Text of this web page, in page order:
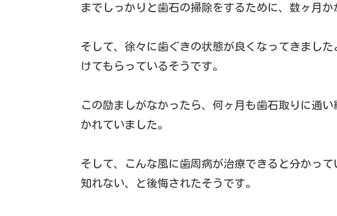
までしっかりと歯石の掃除をするために、数ヶ月か
そして、徐々に歯ぐきの状態が良くなってきまし
けてもらっているそうです。
この励ましがなかったら、何ヶ月も歯石取りに通
かれていました。
そして、こんな風に歯周病が治療できると分かって
知れない、と後悔されたそうです。